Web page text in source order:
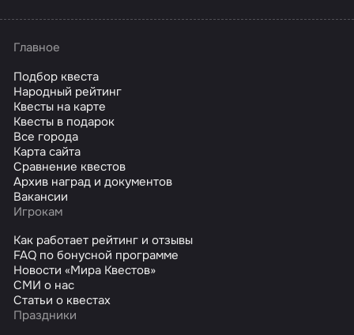
Главное
Подбор квеста
Народный рейтинг
Квесты на карте
Квесты в подарок
Все города
Карта сайта
Сравнение квестов
Архив наград и документов
Вакансии
Игрокам
Как работает рейтинг и отзывы
FAQ по бонусной программе
Новости «Мира Квестов»
СМИ о нас
Статьи о квестах
Праздники